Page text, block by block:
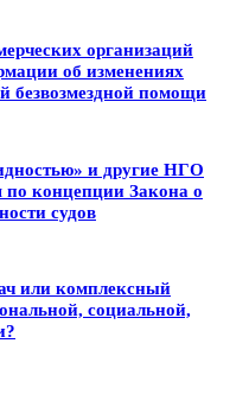
организаций
об изменениях
безвозмездной помощи
и другие НГО
по концепции Закона о
судов
или комплексный
социальной,